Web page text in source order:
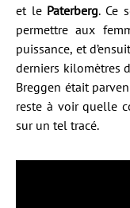
et le Paterberg. Ce
permettre aux
puissance, et
derniers kilomètres
Breggen était
reste à voir quelle
sur un tel tracé.